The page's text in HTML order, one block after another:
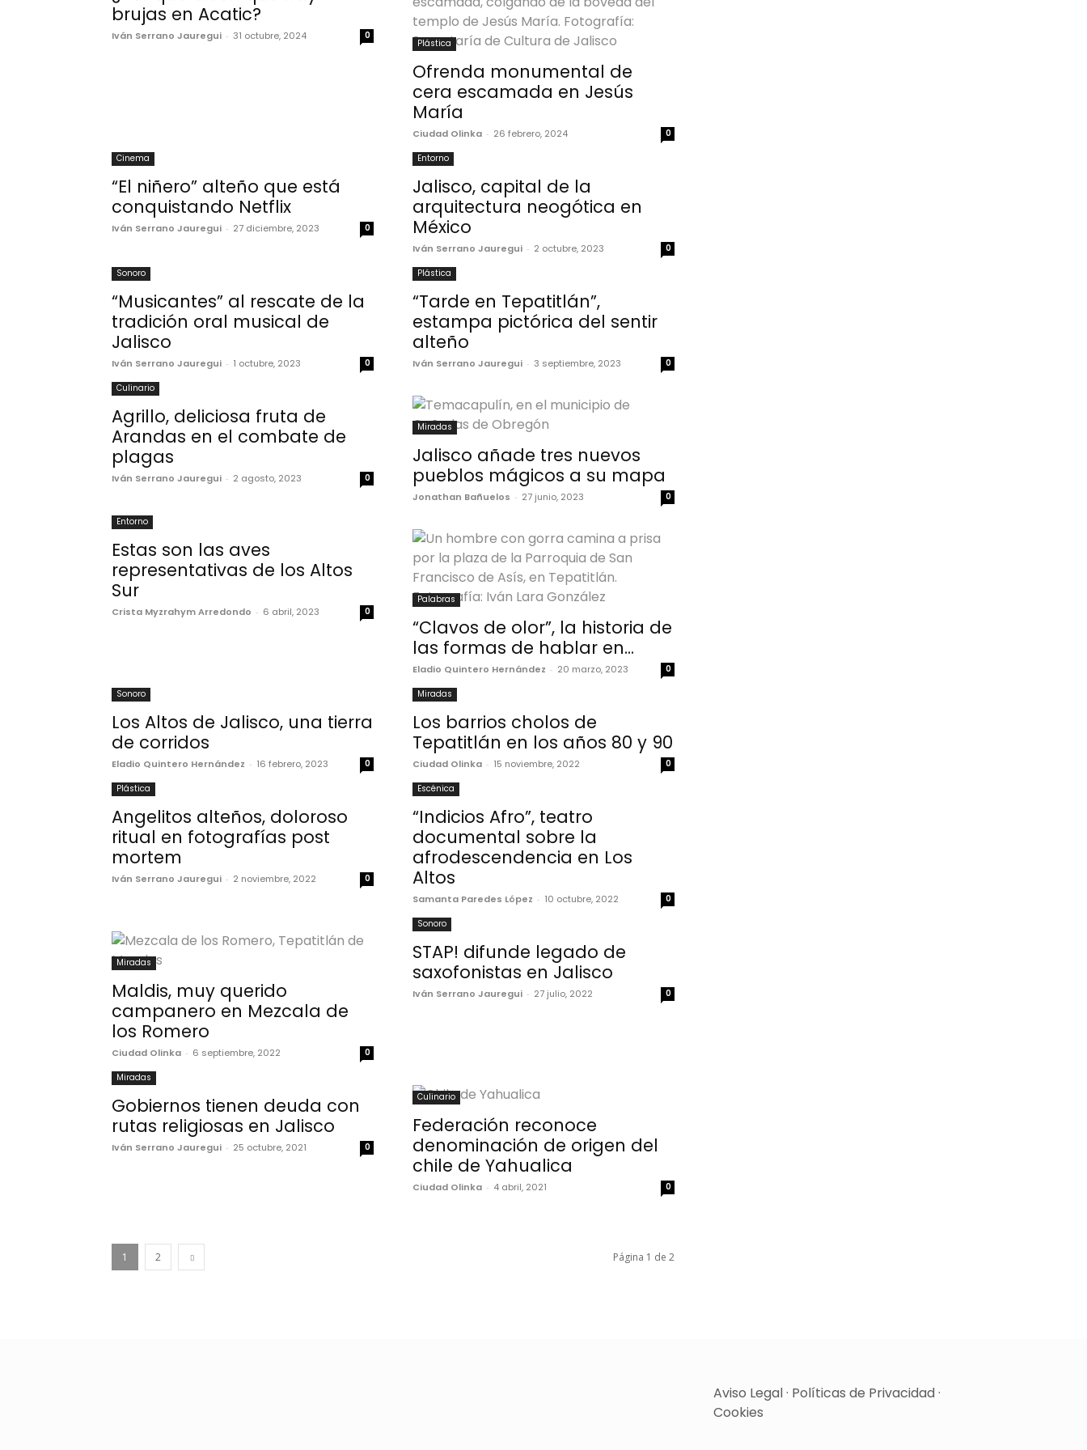
brujas en Acatic?
Iván Serrano Jauregui - 31 octubre, 2024 0
Plástica
Ofrenda monumental de
cera escamada en Jesús
María
Ciudad Olinka - 26 febrero, 2024 0
Cinema
“El niñero” alteño que está
conquistando Netflix
Iván Serrano Jauregui - 27 diciembre, 2023 0
Entorno
Jalisco, capital de la
arquitectura neogótica en
México
Iván Serrano Jauregui - 2 octubre, 2023 0
Sonoro
“Musicantes” al rescate de la
tradición oral musical de
Jalisco
Iván Serrano Jauregui - 1 octubre, 2023 0
Plástica
“Tarde en Tepatitlán”,
estampa pictórica del sentir
alteño
Iván Serrano Jauregui - 3 septiembre, 2023 0
Culinario
Agrillo, deliciosa fruta de
Arandas en el combate de
plagas
Iván Serrano Jauregui - 2 agosto, 2023 0
Miradas
Jalisco añade tres nuevos
pueblos mágicos a su mapa
Jonathan Bañuelos - 27 junio, 2023 0
Entorno
Estas son las aves
representativas de los Altos
Sur
Crista Myzrahym Arredondo - 6 abril, 2023 0
Palabras
“Clavos de olor”, la historia de
las formas de hablar en...
Eladio Quintero Hernández - 20 marzo, 2023 0
Sonoro
Los Altos de Jalisco, una tierra
de corridos
Eladio Quintero Hernández - 16 febrero, 2023 0
Miradas
Los barrios cholos de
Tepatitlán en los años 80 y 90
Ciudad Olinka - 15 noviembre, 2022 0
Plástica
Angelitos alteños, doloroso
ritual en fotografías post
mortem
Iván Serrano Jauregui - 2 noviembre, 2022 0
Escénica
“Indicios Afro”, teatro
documental sobre la
afrodescendencia en Los
Altos
Samanta Paredes López - 10 octubre, 2022 0
Miradas
Maldis, muy querido
campanero en Mezcala de
los Romero
Ciudad Olinka - 6 septiembre, 2022 0
Sonoro
STAP! difunde legado de
saxofonistas en Jalisco
Iván Serrano Jauregui - 27 julio, 2022 0
Miradas
Gobiernos tienen deuda con
rutas religiosas en Jalisco
Iván Serrano Jauregui - 25 octubre, 2021 0
Culinario
Federación reconoce
denominación de origen del
chile de Yahualica
Ciudad Olinka - 4 abril, 2021 0
1 2 Página 1 de 2
Aviso Legal· Políticas de Privacidad·
Cookies